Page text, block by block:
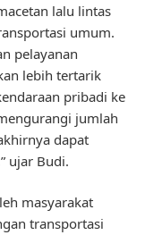
lalu lintas
umum.
pelayanan
lebih tertarik
pribadi ke
jumlah
dapat
ujar Budi.
masyarakat
transportasi